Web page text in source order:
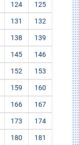
124 125
131 132
138 139
145 146
152 153
159 160
166 167
173 174
180 181